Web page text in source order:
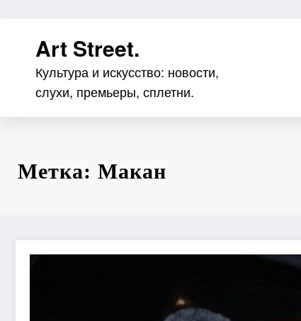
содержимомуArt Street.
Культура и искусство: новости,
слухи, премьеры, сплетни.
Метка: Макан